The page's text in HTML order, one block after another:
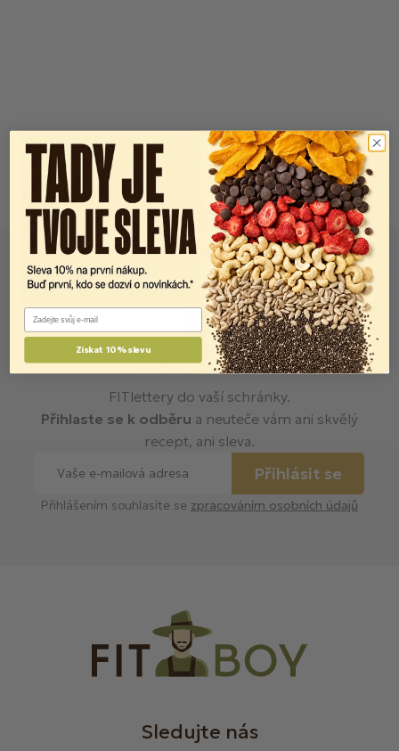
Newsletter
FITlettery do vaší schránky.
Přihlaste se k odběru a neuteče vám ani skvělý
recept, ani sleva.
Přihlásit se
Přihlášením souhlasíte se zpracováním osobních údajů
Sledujte nás
Email
Získat 10% slevu